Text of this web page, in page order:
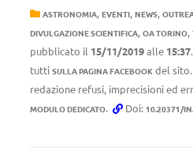
ASTRONOMIA, EVENTI, NEWS,
DIVULGAZIONE SCIENTIFICA, OA TORINO,
pubblicato il 15/11/2019alle 15:37
tutti SULLA PAGINA FACEBOOK del
redazione refusi, imprecisioni ed
MODULO DEDICATO. Doi: 10.20371/